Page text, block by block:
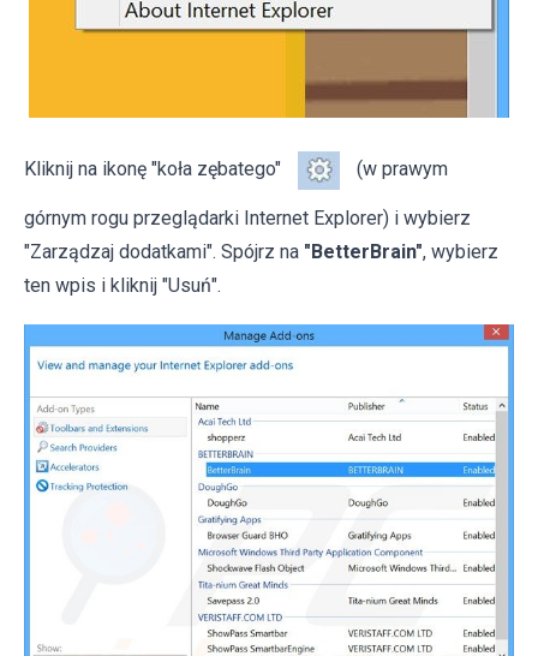
Kliknij na ikonę "koła zębatego" (w prawym
górnym rogu przeglądarki Internet Explorer) i wybierz
"Zarządzaj dodatkami". Spójrz na "BetterBrain", wybierz
ten wpis i kliknij "Usuń".